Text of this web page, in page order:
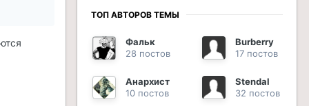
ТОП АВТОРОВ ТЕМЫ
Фальк
28 постов
Burberry
17 постов
Анархист
10 постов
Stendal
32 постов